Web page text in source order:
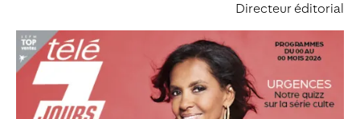
Directeur éditorial